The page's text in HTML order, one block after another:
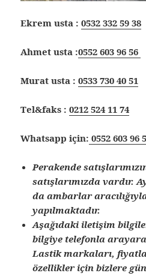
Ekrem usta :0532 332 59 38
Ahmet usta :0552 603 96 56
Murat usta :0533 730 40 51
Tel&faks :0212 524 11 74
Whatsapp için: 0552 603 96
Perakende
satışlarımızda vardır.
da ambarlar
yapılmaktadır.
Aşağıdaki iletişim
bilgiye telefonla
Lastik markaları,
özellikler için bizlere